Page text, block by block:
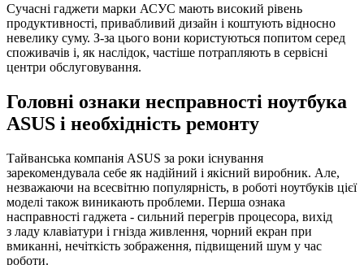
Сучасні гаджети марки АСУС мають високий рівень
продуктивності, привабливий дизайн і коштують відносно
невелику суму. З-за цього вони користуються попитом серед
споживачів і, як наслідок, частіше потрапляють в сервісні
центри обслуговування.
Головні ознаки несправності ноутбука
ASUS і необхідність ремонту
Тайванська компанія ASUS за роки існування
зарекомендувала себе як надійний і якісний виробник. Але,
незважаючи на всесвітню популярність, в роботі ноутбуків цієї
моделі також виникають проблеми. Перша ознака
насправності гаджета - сильний перегрів процесора, вихід
з ладу клавіатури і гнізда живлення, чорний екран при
вмиканні, нечіткість зображення, підвищений шум у час
роботи.